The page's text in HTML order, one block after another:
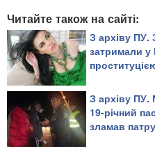
Читайте також на сайті:
З архіву ПУ.
затримали у
З архіву ПУ.
19-річний
зламав